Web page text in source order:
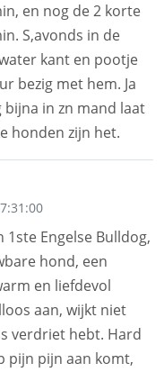
en nog de 2 korte
S,avonds in de
kant en pootje
bezig met hem. Ja
bijna in zn mand laat
honden zijn het.
Engelse Bulldog,
hond, een
en liefdevol
aan, wijkt niet
verdriet hebt. Hard
pijn pijn aan komt,